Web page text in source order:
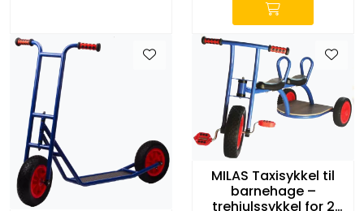
MILAS Taxisykkel til
barnehage –
trehjulssykkel for 2